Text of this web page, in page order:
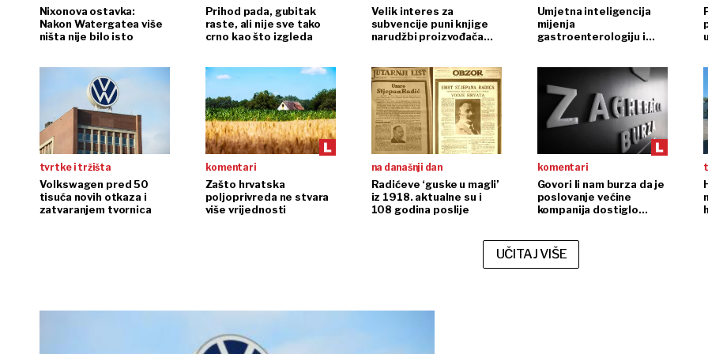
Nixonova ostavka:
Nakon Watergatea više
ništa nije bilo isto
Prihod pada, gubitak
raste, ali nije sve tako
crno kao što izgleda
Velik interes za
subvencije puni knjige
narudžbi proizvođača
Umjetna inteligencija
mijenja
gastroenterologiju i
tvrtke i tržišta
Volkswagen pred 50
tisuća novih otkaza i
zatvaranjem tvornica
komentari
Zašto hrvatska
poljoprivreda ne stvara
više vrijednosti
na današnji dan
Radićeve ‘guske u magli’
iz 1918. aktualne su i
108 godina poslije
komentari
Govori li nam burza da je
poslovanje većine
kompanija dostiglo
UČITAJ VIŠE